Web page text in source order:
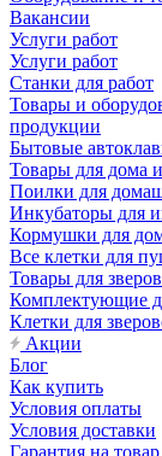
Вакансии
Услуги работ
Услуги работ
Станки для работ
Товары и
продукции
Бытовые
Товары для дома
Поилки для
Инкубаторы для
Кормушки для
Все клетки для
Товары для
Комплектующие
Клетки для
Акции
Блог
Как купить
Условия оплаты
Условия доставки
Гарантия на товар